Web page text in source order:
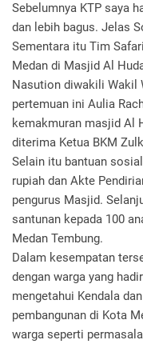
Sebelumnya KTP saya
dan lebih bagus. Jelas
Sementara itu Tim
Medan di Masjid Al
Nasution diwakili Wakil
pertemuan ini Aulia
kemakmuran masjid Al
diterima Ketua BKM
Selain itu bantuan
rupiah dan Akte
pengurus Masjid.
santunan kepada 100
Medan Tembung.
Dalam kesempatan
dengan warga yang
mengetahui Kendala
pembangunan di Kota
warga seperti